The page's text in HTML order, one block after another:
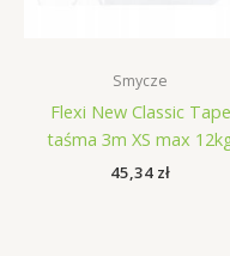
Smycze
Flexi New Classic Tape
taśma 3m XS max
45,34 zł